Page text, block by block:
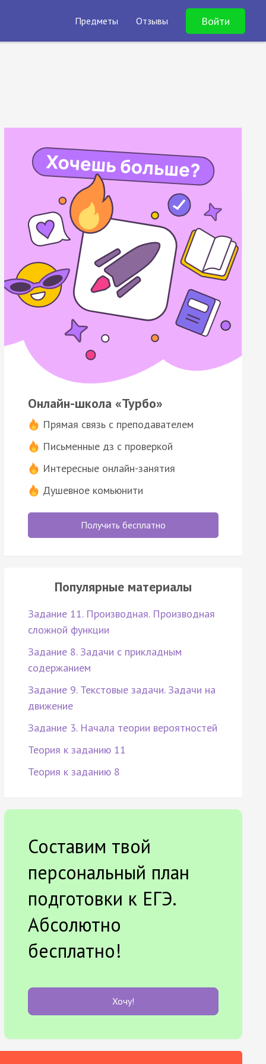
Предметы Отзывы Войти
Онлайн-школа «Турбо»
Прямая связь с преподавателем
Письменные дз с проверкой
Интересные онлайн-занятия
Душевное комьюнити
Получить бесплатно
Популярные материалы
Задание 11. Производная. Производная
сложной функции
Задание 8. Задачи с прикладным
содержанием
Задание 9. Текстовые задачи. Задачи на
движение
Задание 3. Начала теории вероятностей
Теория к заданию 11
Теория к заданию 8
Составим твой
персональный план
подготовки к ЕГЭ.
Абсолютно
бесплатно!
Хочу!